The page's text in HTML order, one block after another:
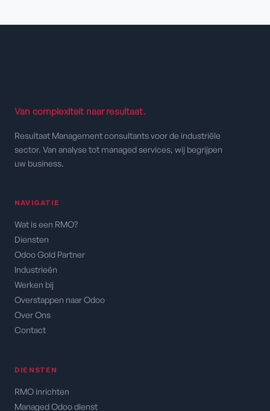
Van complexiteit naar resultaat.
Resultaat Management consultants voor de industriële
sector. Van analyse tot managed services, wij begrijpen
uw business.
NAVIGATIE
Wat is een RMO?
Diensten
Odoo Gold Partner
Industrieën
Werken bij
Overstappen naar Odoo
Over Ons
Contact
DIENSTEN
RMO inrichten
Managed Odoo dienst